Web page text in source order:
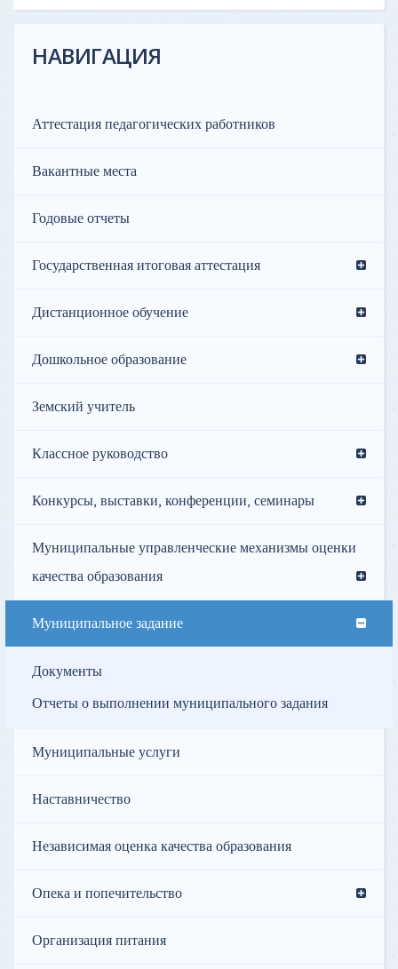
НАВИГАЦИЯ
Аттестация педагогических работников
Вакантные места
Годовые отчеты
Государственная итоговая аттестация
Дистанционное обучение
Дошкольное образование
Земский учитель
Классное руководство
Конкурсы, выставки, конференции, семинары
Муниципальные управленческие механизмы оценки
качества образования
Муниципальное задание
Документы
Отчеты о выполнении муниципального задания
Муниципальные услуги
Наставничество
Независимая оценка качества образования
Опека и попечительство
Организация питания